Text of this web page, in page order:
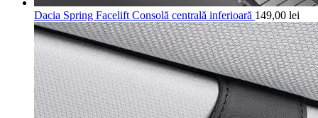
Dacia Spring Facelift Consolă centrală inferioară 149,00 lei